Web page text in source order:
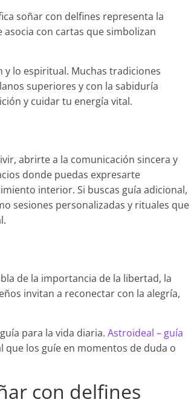
soñar con delfines representa la
asocia con cartas que simbolizan
y lo espiritual. Muchas tradiciones
superiores y con la sabiduría
y cuidar tu energía vital.
abrirte a la comunicación sincera y
donde puedas expresarte
interior. Si buscas guía adicional,
sesiones personalizadas y rituales que
de la importancia de la libertad, la
invitan a reconectar con la alegría,
para la vida diaria. Astroideal – guía
los guíe en momentos de duda o
con delfines